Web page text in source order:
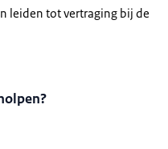
leiden tot vertraging bij de